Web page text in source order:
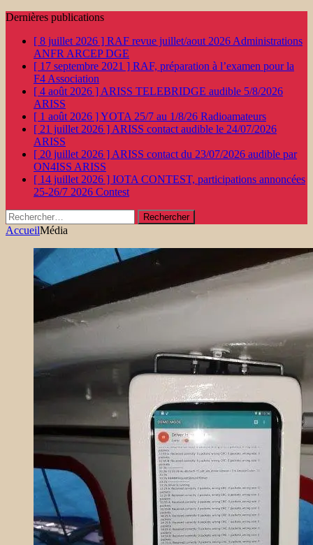
Dernières publications
[ 8 juillet 2026 ] RAF revue juillet/aout 2026 Administrations
ANFR ARCEP DGE
[ 17 septembre 2021 ] RAF, préparation à l’examen pour la
F4 Association
[ 4 août 2026 ] ARISS TELEBRIDGE audible 5/8/2026
ARISS
[ 1 août 2026 ]YOTA 25/7 au 1/8/26 Radioamateurs
[ 21 juillet 2026 ] ARISS contact audible le 24/07/2026
ARISS
[ 20 juillet 2026 ] ARISS contact du 23/07/2026 audible par
ON4ISS ARISS
[ 14 juillet 2026 ] IOTA CONTEST, participations annoncées
25-26/7 2026 Contest
Rechercher :
AccueilMédia